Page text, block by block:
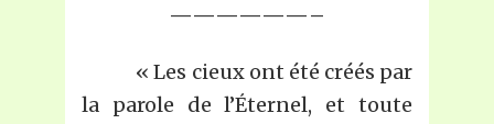
——————–
« Les cieux ont été créés par
la parole de l’Éternel, et toute